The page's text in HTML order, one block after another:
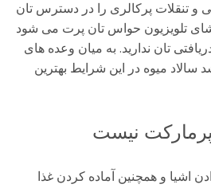
و تنقلات پرکالری را در دسترس تان
تلویزیون حواس تان پرت می شود
تان ندارید. به میان وعده های
سالاد میوه در این شرایط بهترین
نیست
اشیا و همچنین آماده کردن غذا